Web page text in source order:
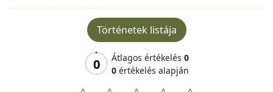
Történetek listája
0 Átlagos értékelés 0
0 értékelés alapján